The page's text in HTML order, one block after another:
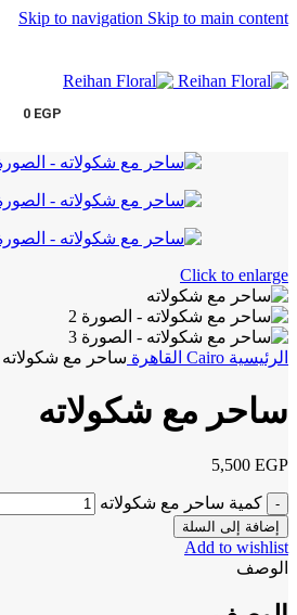
Skip to navigation Skip to main content
0 EGP
Click to enlarge
الرئيسية Cairo القاهرة ساحر مع شكولاته
ساحر مع شكولاته
5,500 EGP
كمية ساحر مع شكولاته
إضافة إلى السلة
Add to wishlist
الوصف